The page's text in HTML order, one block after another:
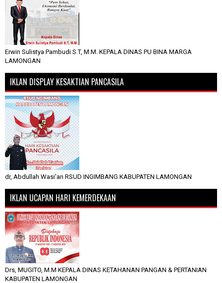
Erwin Sulistya Pambudi S.T, M.M. KEPALA DINAS PU BINA MARGA
LAMONGAN
IKLAN DISPLAY KESAKTIAN PANCASILA
dr, Abdullah Wasi'an RSUD INGIMBANG KABUPATEN LAMONGAN
IKLAN UCAPAN HARI KEMERDEKAAN
Drs, MUGITO, M.M KEPALA DINAS KETAHANAN PANGAN & PERTANIAN
KABUPATEN LAMONGAN